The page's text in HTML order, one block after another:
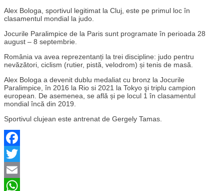
Alex Bologa, sportivul legitimat la Cluj, este pe primul loc în
clasamentul mondial la judo.
Jocurile Paralimpice de la Paris sunt programate în perioada 28
august – 8 septembrie.
România va avea reprezentanți la trei discipline: judo pentru
nevăzători, ciclism (rutier, pistă, velodrom) și tenis de masă.
Alex Bologa a devenit dublu medaliat cu bronz la Jocurile
Paralimpice, în 2016 la Rio si 2021 la Tokyo şi triplu campion
european. De asemenea, se află și pe locul 1 în clasamentul
mondial încă din 2019.
Sportivul clujean este antrenat de Gergely Tamas.
Facebook
Twitter
Email